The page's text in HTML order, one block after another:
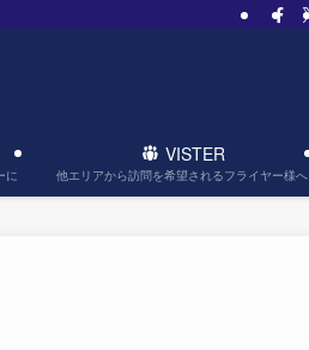
に
VISTER
他エリアから訪問を希望されるフライヤー様へ